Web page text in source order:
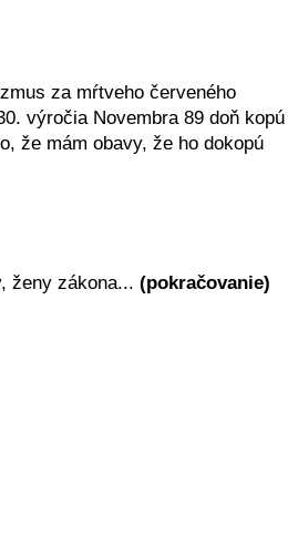
za mŕtveho červeného
výročia Novembra 89 doň kopú
že mám obavy, že ho dokopú
ženy zákona... (pokračovanie)